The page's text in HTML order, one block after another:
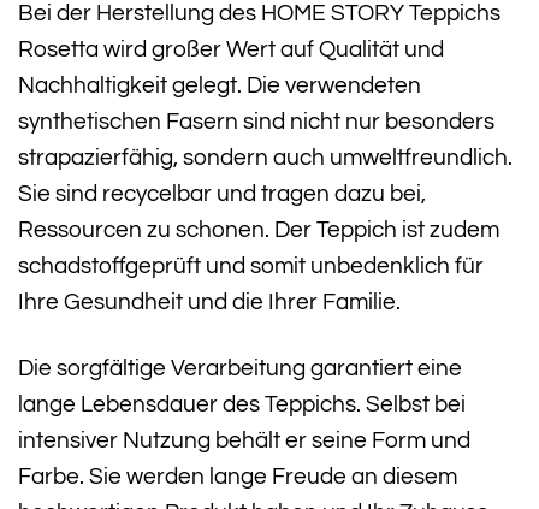
Bei der Herstellung des HOME STORY Teppichs
Rosetta wird großer Wert auf Qualität und
Nachhaltigkeit gelegt. Die verwendeten
synthetischen Fasern sind nicht nur besonders
strapazierfähig, sondern auch umweltfreundlich.
Sie sind recycelbar und tragen dazu bei,
Ressourcen zu schonen. Der Teppich ist zudem
schadstoffgeprüft und somit unbedenklich für
Ihre Gesundheit und die Ihrer Familie.
Die sorgfältige Verarbeitung garantiert eine
lange Lebensdauer des Teppichs. Selbst bei
intensiver Nutzung behält er seine Form und
Farbe. Sie werden lange Freude an diesem